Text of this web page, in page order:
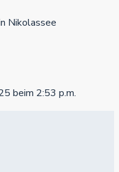
Nikolassee
beim 2:53 p.m.